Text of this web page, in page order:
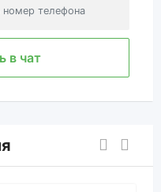
телефона
в чат